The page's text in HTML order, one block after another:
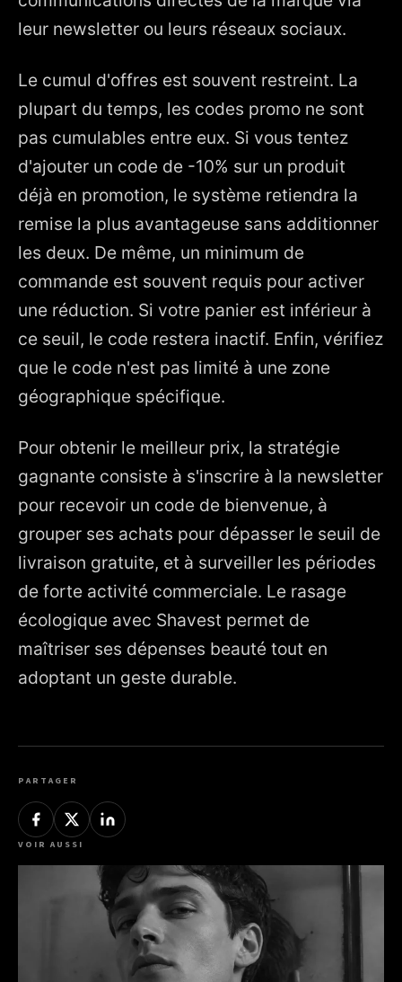
leur newsletter ou leurs réseaux sociaux.
Le cumul d'offres est souvent restreint. La
plupart du temps, les codes promo ne sont
pas cumulables entre eux. Si vous tentez
d'ajouter un code de -10% sur un produit
déjà en promotion, le système retiendra la
remise la plus avantageuse sans additionner
les deux. De même, un minimum de
commande est souvent requis pour activer
une réduction. Si votre panier est inférieur à
ce seuil, le code restera inactif. Enfin, vérifiez
que le code n'est pas limité à une zone
géographique spécifique.
Pour obtenir le meilleur prix, la stratégie
gagnante consiste à s'inscrire à la newsletter
pour recevoir un code de bienvenue, à
grouper ses achats pour dépasser le seuil de
livraison gratuite, et à surveiller les périodes
de forte activité commerciale. Le rasage
écologique avec Shavest permet de
maîtriser ses dépenses beauté tout en
adoptant un geste durable.
PARTAGER
VOIR AUSSI